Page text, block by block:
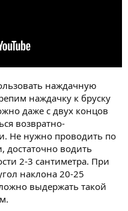
наждачную
наждачку к бруску
даже с двух концов
возвратно-
Не нужно проводить по
достаточно водить
2-3 сантиметра. При
наклона 20-25
выдержать такой